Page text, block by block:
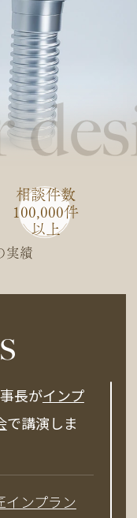
相談件数
100,000件
以上
実績
長がインプ
で講演しま
インプラン